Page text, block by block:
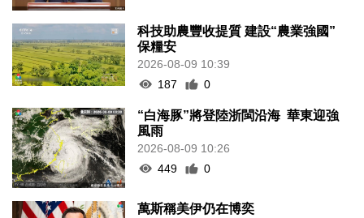
科技助農豐收提質 建設“農業強國”
保糧安
2026-08-09 10:39
187
0
“白海豚”將登陸浙閩沿海 華東迎強
風雨
2026-08-09 10:26
449
0
萬斯稱美伊仍在博奕